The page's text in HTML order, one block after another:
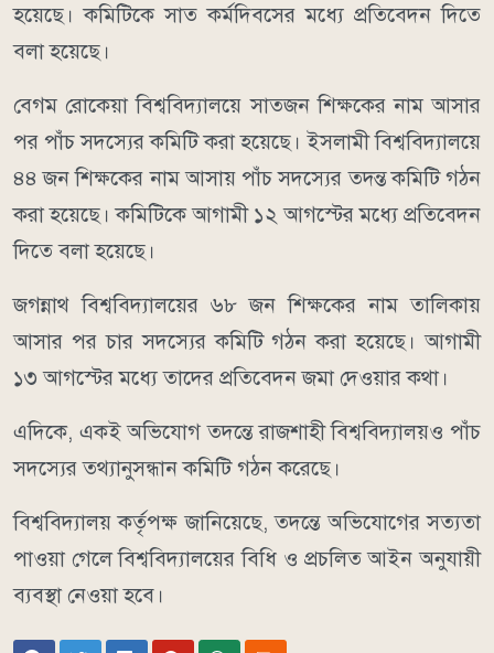
হয়েছে। কমিটিকে সাত কর্মদিবসের মধ্যে প্রতিবেদন দিতে
বলা হয়েছে।
বেগম রোকেয়া বিশ্ববিদ্যালয়ে সাতজন শিক্ষকের নাম আসার
পর পাঁচ সদস্যের কমিটি করা হয়েছে। ইসলামী বিশ্ববিদ্যালয়ে
৪৪ জন শিক্ষকের নাম আসায় পাঁচ সদস্যের তদন্ত কমিটি গঠন
করা হয়েছে। কমিটিকে আগামী ১২ আগস্টের মধ্যে প্রতিবেদন
দিতে বলা হয়েছে।
জগন্নাথ বিশ্ববিদ্যালয়ের ৬৮ জন শিক্ষকের নাম তালিকায়
আসার পর চার সদস্যের কমিটি গঠন করা হয়েছে। আগামী
১৩ আগস্টের মধ্যে তাদের প্রতিবেদন জমা দেওয়ার কথা।
এদিকে, একই অভিযোগ তদন্তে রাজশাহী বিশ্ববিদ্যালয়ও পাঁচ
সদস্যের তথ্যানুসন্ধান কমিটি গঠন করেছে।
বিশ্ববিদ্যালয় কর্তৃপক্ষ জানিয়েছে, তদন্তে অভিযোগের সত্যতা
পাওয়া গেলে বিশ্ববিদ্যালয়ের বিধি ও প্রচলিত আইন অনুযায়ী
ব্যবস্থা নেওয়া হবে।